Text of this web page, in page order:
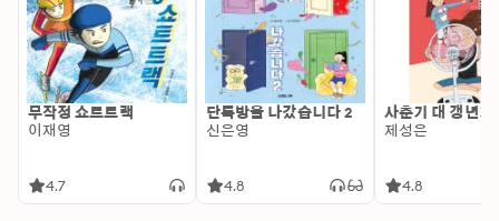
무작정 쇼트트랙
이재영
4.7
단톡방을 나갔습니다 2
신은영
4.8
사춘기 대 갱년기
제성은
4.8